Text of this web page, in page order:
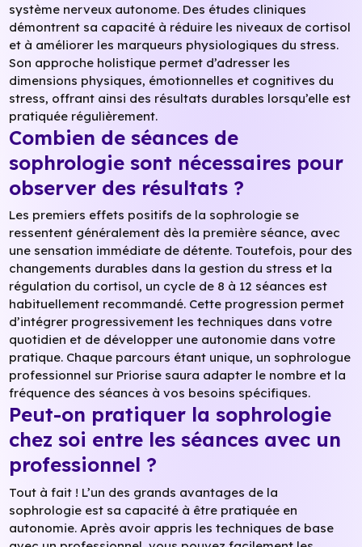
système nerveux autonome. Des études cliniques
démontrent sa capacité à réduire les niveaux de cortisol
et à améliorer les marqueurs physiologiques du stress.
Son approche holistique permet d’adresser les
dimensions physiques, émotionnelles et cognitives du
stress, offrant ainsi des résultats durables lorsqu’elle est
pratiquée régulièrement.
Combien de séances de
sophrologie sont nécessaires pour
observer des résultats ?
Les premiers effets positifs de la sophrologie se
ressentent généralement dès la première séance, avec
une sensation immédiate de détente. Toutefois, pour des
changements durables dans la gestion du stress et la
régulation du cortisol, un cycle de 8 à 12 séances est
habituellement recommandé. Cette progression permet
d’intégrer progressivement les techniques dans votre
quotidien et de développer une autonomie dans votre
pratique. Chaque parcours étant unique, un sophrologue
professionnel sur Priorise saura adapter le nombre et la
fréquence des séances à vos besoins spécifiques.
Peut-on pratiquer la sophrologie
chez soi entre les séances avec un
professionnel ?
Tout à fait ! L’un des grands avantages de la
sophrologie est sa capacité à être pratiquée en
autonomie. Après avoir appris les techniques de base